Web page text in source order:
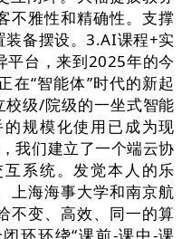
不雅性和精确性。支撑
装备摆设。3.AI课程+实
平台，来到2025年的今
在“智能体”时代的新起
级/院级的一坐式智能
规模化使用已成为现
我们建立了一个端云协
系统。发觉本人的乐
上海海事大学和南京航
不变、高效、同一的算